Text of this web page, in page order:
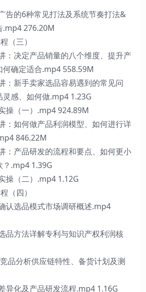
的6种常见打法及系统节奏打法&
.mp4 276.20M
（三）
决定产品销量的八个维度、提升产
何确定适合.mp4 558.59M
新手卖家选品容易遇到的常见问
灵感、如何做.mp4 1.23G
（一）.mp4 924.89M
如何做产品利润模型、如何进行详
846.22M
产品研发的流程和要点、如何更小
？.mp4 1.39G
（二）.mp4 1.12G
（四）
选品模式市场调研概述.mp4
方法详解专利与知识产权利润核
品分析供应链特性、备货计划及测
化及产品研发流程.mp4 1.16G